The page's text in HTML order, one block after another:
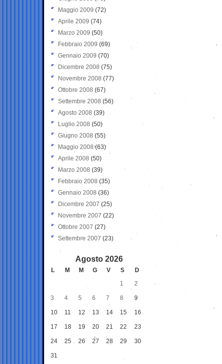
Maggio 2009 (72)
Aprile 2009 (74)
Marzo 2009 (50)
Febbraio 2009 (69)
Gennaio 2009 (70)
Dicembre 2008 (75)
Novembre 2008 (77)
Ottobre 2008 (67)
Settembre 2008 (56)
Agosto 2008 (39)
Luglio 2008 (50)
Giugno 2008 (55)
Maggio 2008(63)
Aprile 2008 (50)
Marzo 2008 (39)
Febbraio 2008 (35)
Gennaio 2008 (36)
Dicembre 2007 (25)
Novembre 2007 (22)
Ottobre 2007 (27)
Settembre 2007 (23)
Agosto 2026
L M M G V S
D
1
2
3 4 5 6 7 8 9
10 11 12 13 14 15 16
17 18 19 20 21 22 23
24 25 26 27 28 29 30
31